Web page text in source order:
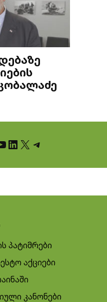
LinkedIn X Telegram
პატიმრები
აქციები
კანონები